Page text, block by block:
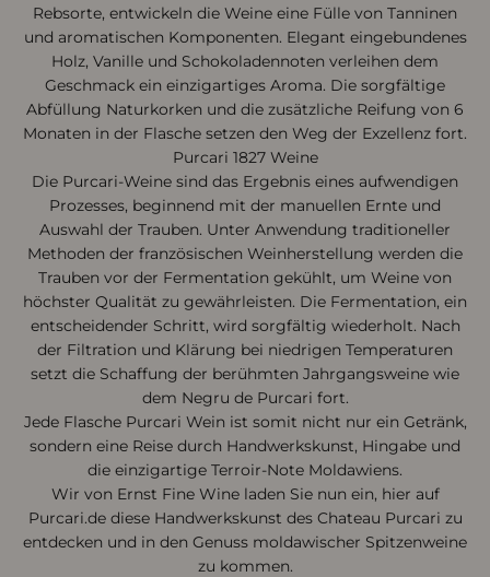
Rebsorte, entwickeln die Weine eine Fülle von Tanninen
und aromatischen Komponenten. Elegant eingebundenes
Holz, Vanille und Schokoladennoten verleihen dem
Geschmack ein einzigartiges Aroma. Die sorgfältige
Abfüllung Naturkorken und die zusätzliche Reifung von 6
Monaten in der Flasche setzen den Weg der Exzellenz fort.
Purcari 1827 Weine
Die Purcari-Weine sind das Ergebnis eines aufwendigen
Prozesses, beginnend mit der manuellen Ernte und
Auswahl der Trauben. Unter Anwendung traditioneller
Methoden der französischen Weinherstellung werden die
Trauben vor der Fermentation gekühlt, um Weine von
höchster Qualität zu gewährleisten. Die Fermentation, ein
entscheidender Schritt, wird sorgfältig wiederholt. Nach
der Filtration und Klärung bei niedrigen Temperaturen
setzt die Schaffung der berühmten Jahrgangsweine wie
dem Negru de Purcari fort.
Jede Flasche Purcari Wein ist somit nicht nur ein Getränk,
sondern eine Reise durch Handwerkskunst, Hingabe und
die einzigartige Terroir-Note Moldawiens.
Wir von Ernst Fine Wine laden Sie nun ein, hier auf
Purcari.de diese Handwerkskunst des Chateau Purcari zu
entdecken und in den Genuss moldawischer Spitzenweine
zu kommen.